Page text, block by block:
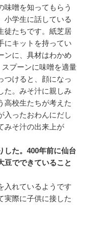
噌を知ってもらう
小学生に話している
徒たちです。紙芝居
にキットを持ってい
ンに、具材はわかめ
スプーンに味噌を適量
つけると、顔になっ
た。みそ汁に親しみ
高校生たちが考えた
入ったおわんにだし
みそ汁の出来上が
した。400年前に仙台
でできていること
入れているようです
実際に子供に接した